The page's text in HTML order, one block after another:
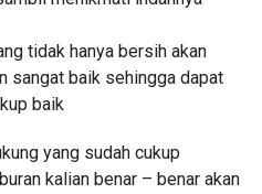
tidak hanya bersih akan
sangat baik sehingga dapat
baik
yang sudah cukup
kalian benar – benar akan